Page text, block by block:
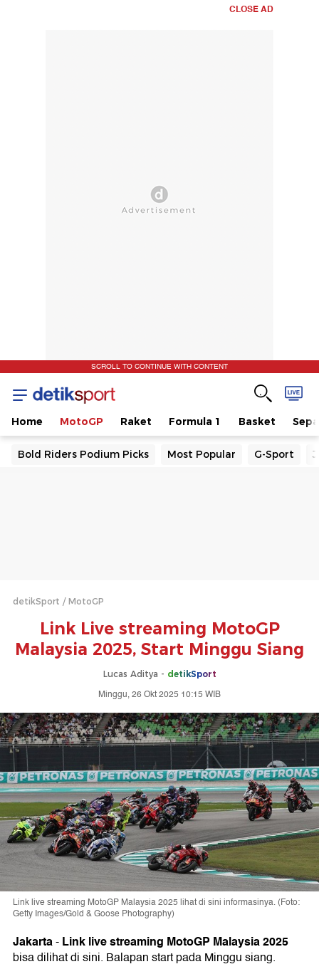
CLOSE AD
SCROLL TO CONTINUE WITH CONTENT
Home MotoGP Raket Formula 1 Basket
Bold Riders Podium Picks Most Popular G-Sport
detikSport MotoGP
Link Live streaming MotoGP
Malaysia 2025, Start Minggu Siang
Lucas Aditya - detikSport
Minggu, 26 Okt 2025 10:15 WIB
Link live streaming MotoGP Malaysia 2025 lihat di sini informasinya. (Foto:
Getty Images/Gold & Goose Photography)
Jakarta-Link live streaming MotoGP Malaysia 2025
bisa dilihat di sini. Balapan start pada Minggu siang.